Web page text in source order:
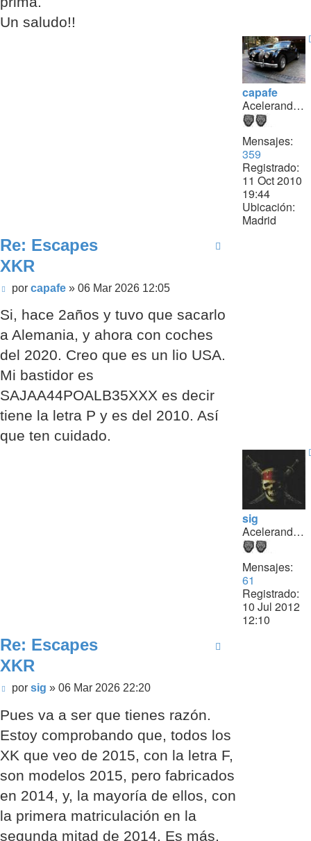
Un saludo!!
capafe
Acelerando...
Mensajes:
359
Registrado:
11 Oct 2010
19:44
Ubicación:
Madrid
Re: Escapes
XKR
Mensaje
leer
por capafe» 06 Mar 2026 12:05
Si, hace 2años y tuvo que sacarlo
a Alemania, y ahora con coches
del 2020. Creo que es un lio USA.
Mi bastidor es
SAJAA44POALB35XXX es decir
tiene la letra P y es del 2010. Así
que ten cuidado.
sig
Acelerando...
Mensajes:
61
Registrado:
10 Jul 2012
12:10
Re: Escapes
XKR
Mensaje
leer
por sig » 06 Mar 2026 22:20
Pues va a ser que tienes razón.
Estoy comprobando que, todos los
XK que veo de 2015, con la letra F,
son modelos 2015, pero fabricados
en 2014, y, la mayoría de ellos, con
la primera matriculación en la
segunda mitad de 2014. Es más,